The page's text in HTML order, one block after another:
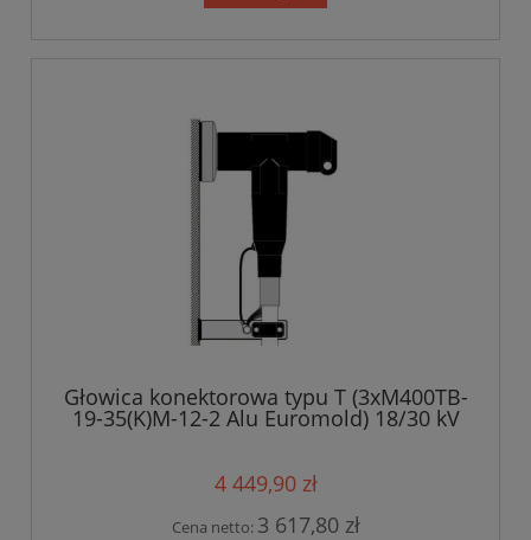
Głowica konektorowa typu T (3xM400TB-
19-35(K)M-12-2 Alu Euromold) 18/30 kV
4 449,90 zł
Cena netto: 3 617,80 zł